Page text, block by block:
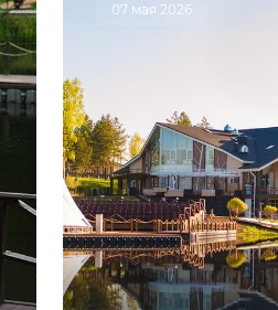
07 мая 2026